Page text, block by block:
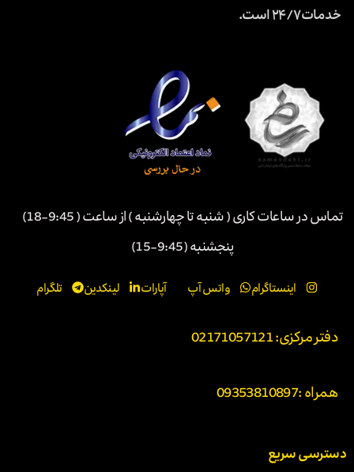
خدمات ۲۴/۷ است.
تماس در ساعات کاری ( شنبه تا چهارشنبه ) از ساعت ( 9:45-18)
پنجشنبه (9:45-15)
اینستاگرام واتس آپ آپارات لینکدین تلگرام
دفتر مرکزی: 02171057121
همراه :09353810897
دسترسی سریع